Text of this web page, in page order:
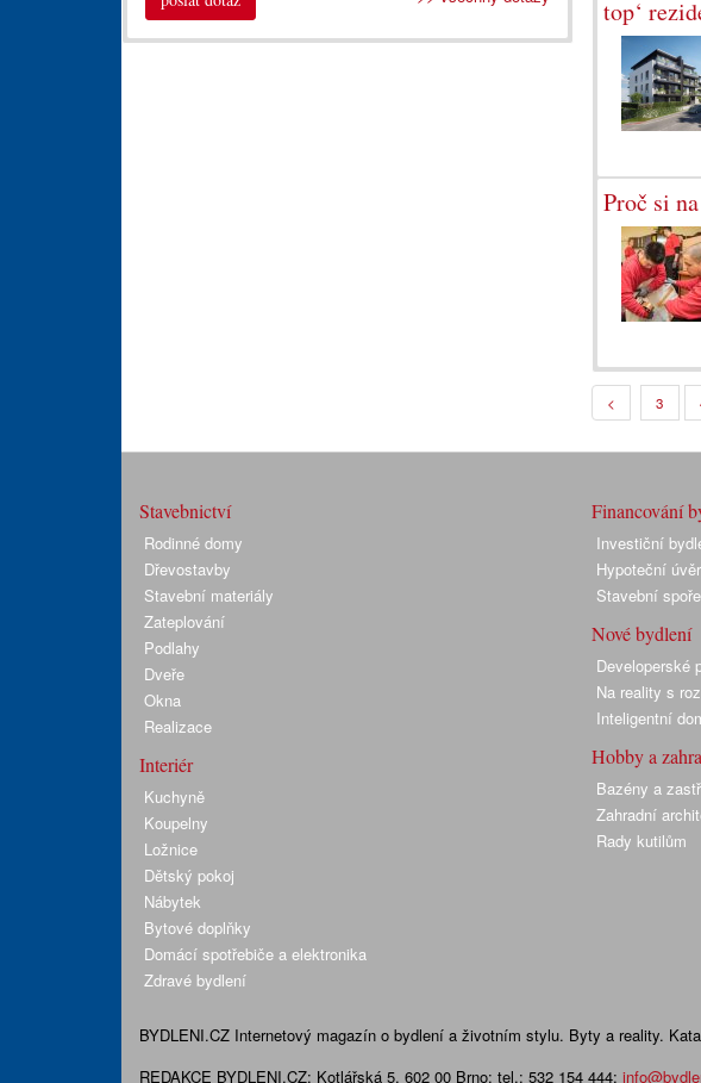
top‘
Proč si
< 3
Stavebnictví
Rodinné domy
Dřevostavby
Stavební materiály
Zateplování
Podlahy
Dveře
Okna
Realizace
Interiér
Kuchyně
Koupelny
Ložnice
Dětský pokoj
Nábytek
Bytové doplňky
Domácí spotřebiče a elektronika
Zdravé bydlení
Financování
Investiční
Hypoteční
Stavební
Nové bydlení
Developerské
Na reality s
Inteligentní
Hobby a
Bazény a
Zahradní
Rady kutilům
BYDLENI.CZ Internetový magazín o bydlení a životním stylu. Byty a reality.
REDAKCE BYDLENI.CZ: Kotlářská 5, 602 00 Brno; tel.: 532 154 444;